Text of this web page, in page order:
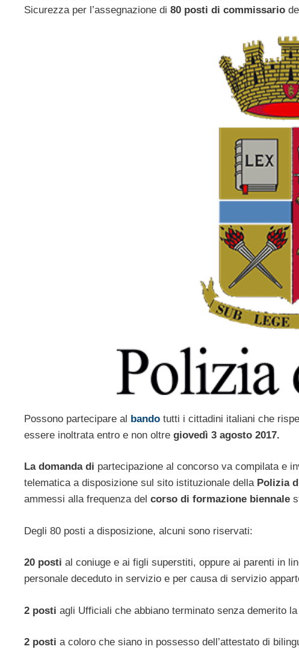
Sicurezza per l’assegnazione di 80 posti di commissario
Possono partecipare al bando tutti i cittadini italiani che
essere inoltrata entro e non oltre giovedì 3 agosto 2017.
La domanda di partecipazione al concorso va compilata e
telematica a disposizione sul sito istituzionale della Polizia
ammessi alla frequenza del corso di formazione biennale
Degli 80 posti a disposizione, alcuni sono riservati:
20 posti al coniuge e ai figli superstiti, oppure ai parenti in
personale deceduto in servizio e per causa di servizio
2 posti agli Ufficiali che abbiano terminato senza demerito
2 posti a coloro che siano in possesso dell’attestato di